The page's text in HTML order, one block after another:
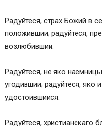
Величание
Молитва Царственным
Молитва 1-я Святому
Молитва 2-я Святому
Николаю
Молитвы святым
Николаю, Александре,
Радуйтеся, страх Божий в
положившии; радуйтеся,
возлюбившии.
Радуйтеся, не яко
угодившии; радуйтеся, яко
удостоившиися.
Радуйтеся, христианскаго